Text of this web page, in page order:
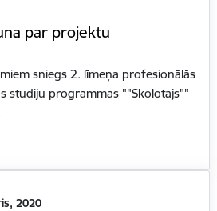
par projektu
sniegs 2. līmeņa profesionālās
studiju programmas ""Skolotājs""
2020